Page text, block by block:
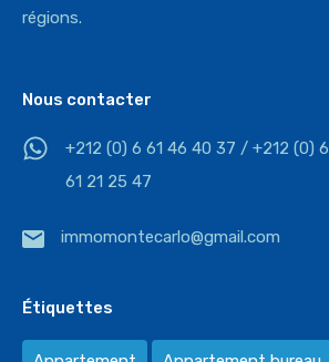
régions.
Nous contacter
+212 (0) 6 61 46 40 37 / +212 (0) 6
61 21 25 47
immomontecarlo@gmail.com
Étiquettes